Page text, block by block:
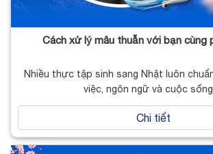
Cách xử lý mâu thuẫn với bạn cùng
Nhiều thực tập sinh sang Nhật luôn
việc, ngôn ngữ và cuộc
Chi tiết